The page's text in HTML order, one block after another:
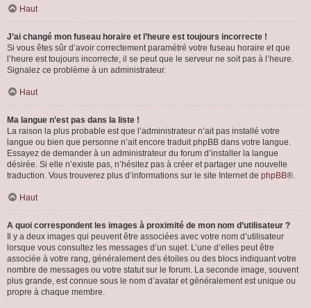
Haut
J’ai changé mon fuseau horaire et l’heure est toujours incorrecte !
Si vous êtes sûr d’avoir correctement paramétré votre fuseau horaire et que
l’heure est toujours incorrecte, il se peut que le serveur ne soit pas à l’heure.
Signalez ce problème à un administrateur.
Haut
Ma langue n’est pas dans la liste !
La raison la plus probable est que l’administrateur n’ait pas installé votre
langue ou bien que personne n’ait encore traduit phpBB dans votre langue.
Essayez de demander à un administrateur du forum d’installer la langue
désirée. Si elle n’existe pas, n’hésitez pas à créer et partager une nouvelle
traduction. Vous trouverez plus d’informations sur le site Internet de phpBB®.
Haut
A quoi correspondent les images à proximité de mon nom d’utilisateur ?
Il y a deux images qui peuvent être associées avec votre nom d’utilisateur
lorsque vous consultez les messages d’un sujet. L’une d’elles peut être
associée à votre rang, généralement des étoiles ou des blocs indiquant votre
nombre de messages ou votre statut sur le forum. La seconde image, souvent
plus grande, est connue sous le nom d’avatar et généralement est unique ou
propre à chaque membre.